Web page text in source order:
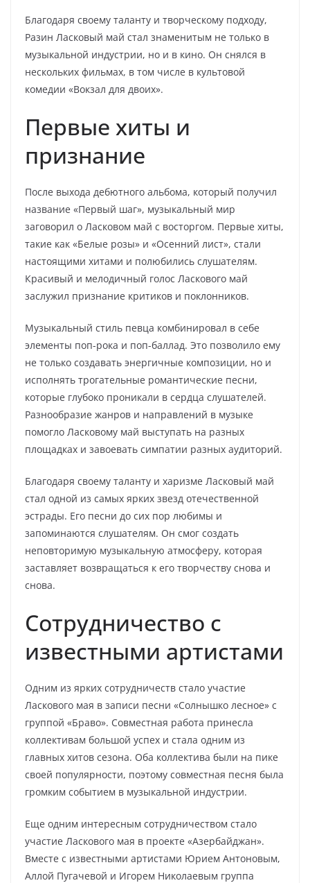
Благодаря своему таланту и творческому подходу,
Разин Ласковый май стал знаменитым не только в
музыкальной индустрии, но и в кино. Он снялся в
нескольких фильмах, в том числе в культовой
комедии «Вокзал для двоих».
Первые хиты и
признание
После выхода дебютного альбома, который получил
название «Первый шаг», музыкальный мир
заговорил о Ласковом май с восторгом. Первые хиты,
такие как «Белые розы» и «Осенний лист», стали
настоящими хитами и полюбились слушателям.
Красивый и мелодичный голос Ласкового май
заслужил признание критиков и поклонников.
Музыкальный стиль певца комбинировал в себе
элементы поп-рока и поп-баллад. Это позволило ему
не только создавать энергичные композиции, но и
исполнять трогательные романтические песни,
которые глубоко проникали в сердца слушателей.
Разнообразие жанров и направлений в музыке
помогло Ласковому май выступать на разных
площадках и завоевать симпатии разных аудиторий.
Благодаря своему таланту и харизме Ласковый май
стал одной из самых ярких звезд отечественной
эстрады. Его песни до сих пор любимы и
запоминаются слушателям. Он смог создать
неповторимую музыкальную атмосферу, которая
заставляет возвращаться к его творчеству снова и
снова.
Сотрудничество с
известными артистами
Одним из ярких сотрудничеств стало участие
Ласкового мая в записи песни «Солнышко лесное» с
группой «Браво». Совместная работа принесла
коллективам большой успех и стала одним из
главных хитов сезона. Оба коллектива были на пике
своей популярности, поэтому совместная песня была
громким событием в музыкальной индустрии.
Еще одним интересным сотрудничеством стало
участие Ласкового мая в проекте «Азербайджан».
Вместе с известными артистами Юрием Антоновым,
Аллой Пугачевой и Игорем Николаевым группа